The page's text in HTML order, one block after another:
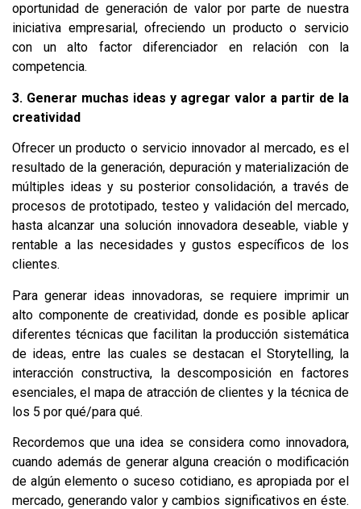
oportunidad de generación de valor por parte de nuestra
iniciativa empresarial, ofreciendo un producto o servicio
con un alto factor diferenciador en relación con la
competencia.
3. Generar muchas ideas y agregar valor a partir de la
creatividad
Ofrecer un producto o servicio innovador al mercado, es el
resultado de la generación, depuración y materialización de
múltiples ideas y su posterior consolidación, a través de
procesos de prototipado, testeo y validación del mercado,
hasta alcanzar una solución innovadora deseable, viable y
rentable a las necesidades y gustos específicos de los
clientes.
Para generar ideas innovadoras, se requiere imprimir un
alto componente de creatividad, donde es posible aplicar
diferentes técnicas que facilitan la producción sistemática
de ideas, entre las cuales se destacan el Storytelling, la
interacción constructiva, la descomposición en factores
esenciales, el mapa de atracción de clientes y la técnica de
los 5 por qué/para qué.
Recordemos que una idea se considera como innovadora,
cuando además de generar alguna creación o modificación
de algún elemento o suceso cotidiano, es apropiada por el
mercado, generando valor y cambios significativos en éste.